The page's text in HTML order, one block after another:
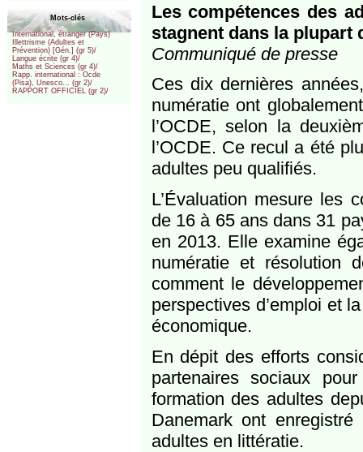
Mots-clés
International, étranger (Pays)
Illettrisme (Adultes et
Prévention) [Gén.] (gr 5)/
Langue écrite (gr 4)/
Maths et Sciences (gr 4)/
Rapp. international : Ocde
(Pisa), Unesco... (gr 2)/
RAPPORT OFFICIEL (gr 2)/
Les compétences des
stagnent dans la plupart
Communiqué de presse
Ces dix dernières
numératie ont
l’OCDE, selon la
l’OCDE. Ce recul a été
adultes peu qualifiés.
L’Évaluation mesure les
de 16 à 65 ans dans 31
en 2013. Elle examine
numératie et résolution
comment le
perspectives d’emploi et
économique.
En dépit des efforts
partenaires sociaux
formation des adultes
Danemark ont
adultes en littératie.